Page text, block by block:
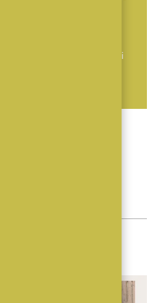
ger du samtycke till att vi
i enlighet med vår